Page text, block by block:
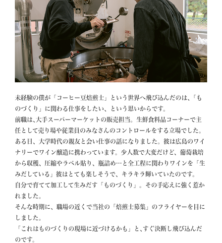
未経験の僕が「コーヒー豆焙煎士」という世界へ飛び込んだのは､「も
のづくり」に関わる仕事をしたい、という思いからです。
前職は､大手スーパーマーケットの販売担当。生鮮食料品コーナーで主
任として売り場や従業員のみなさんのコントロールをする立場でした。
ある日、大学時代の親友と会い仕事の話になりました。彼は広島のワイ
ナリーでワイン醸造に携わっています。少人数で大変だけど、葡萄栽培
から収穫、圧縮やラベル貼り、瓶詰め…と全工程に関わりワインを「生
みだしている」彼はとても楽しそうで、キラキラ輝いていたのです。
自分で育てて加工して生みだす「ものづくり」。その手応えに強く惹か
れました。
そんな時期に、職場の近くで当社の「焙煎士募集」のフライヤーを目に
しました。
「これはものづくりの現場に近づけるかも」と､すぐ決断し飛び込んだ
のです。